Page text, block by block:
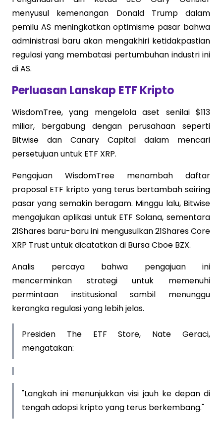
menyusul kemenangan Donald Trump dalam
pemilu AS meningkatkan optimisme pasar bahwa
administrasi baru akan mengakhiri ketidakpastian
regulasi yang membatasi pertumbuhan industri ini
di AS.
Perluasan Lanskap ETF Kripto
WisdomTree, yang mengelola aset senilai $113
miliar, bergabung dengan perusahaan seperti
Bitwise dan Canary Capital dalam mencari
persetujuan untuk ETF XRP.
Pengajuan WisdomTree menambah daftar
proposal ETF kripto yang terus bertambah seiring
pasar yang semakin beragam. Minggu lalu, Bitwise
mengajukan aplikasi untuk ETF Solana, sementara
21Shares baru-baru ini mengusulkan 21Shares Core
XRP Trust untuk dicatatkan di Bursa Cboe BZX.
Analis percaya bahwa pengajuan ini
mencerminkan strategi untuk memenuhi
permintaan institusional sambil menunggu
kerangka regulasi yang lebih jelas.
Presiden The ETF Store, Nate Geraci,
mengatakan:
"Langkah ini menunjukkan visi jauh ke depan di
tengah adopsi kripto yang terus berkembang."